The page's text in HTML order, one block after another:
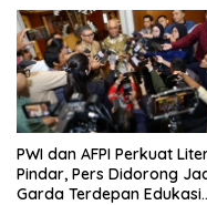
PWI dan AFPI Perkuat
Pindar, Pers Didorong
Garda Terdepan Edukasi